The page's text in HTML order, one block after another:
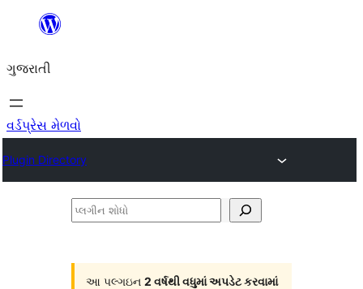
કંટેન્ટ(લખાણ)
જાઓ
ગુજરાતી
વર્ડપ્રેસ મેળવો
Plugin Directory
પ્લગીન
આ પલ્ગઇન 2 વર્ષથી વધુમાં અપડેટ કરવામાં